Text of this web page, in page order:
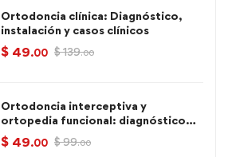
Ortodoncia clínica: Diagnóstico,
instalación y casos clínicos
$ 49.00 $139.00
Ortodoncia interceptiva y
ortopedia funcional: diagnóstico
avanzado y planificación
terapéutica
$ 49.00 $99.00